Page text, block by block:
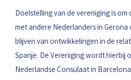
Doelstelling van de vereniging is
met andere Nederlanders in
blijven van ontwikkelingen in de
Spanje. De Vereniging wordt hierbij
Nederlandse Consulaat in